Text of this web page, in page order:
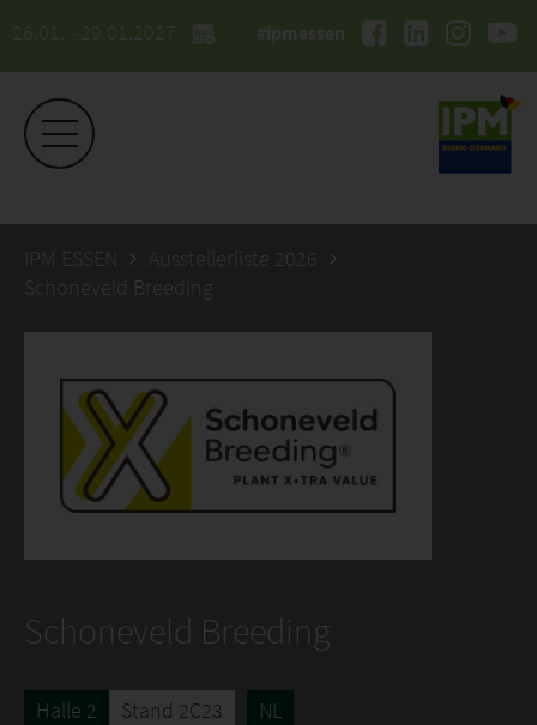
26.01. - 29.01.2027 #ipmessen
IPM ESSEN
Ausstellerliste 2026
Schoneveld Breeding
Schoneveld Breeding
Halle 2 Stand 2C23 NL